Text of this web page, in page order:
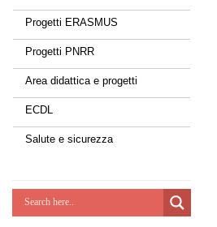
Tessere la rete
Estate a scuola
Scuola d'estate
Lab Green
Progetti ERASMUS
Progetti PNRR
Area didattica e progetti
ECDL
Salute e sicurezza